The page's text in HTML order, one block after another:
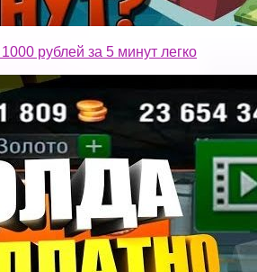
рублей за 5 минут легко